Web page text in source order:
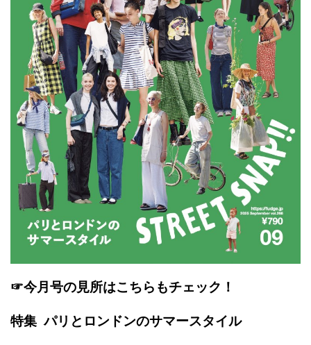
☞今月号の見所はこちらもチェック！
特集 パリとロンドンのサマースタイル